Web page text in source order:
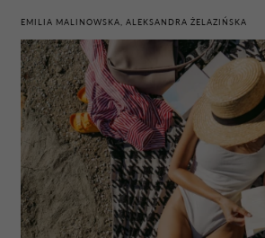
EMILIA MALINOWSKA, ALEKSANDRA ŻELAZIŃSKA